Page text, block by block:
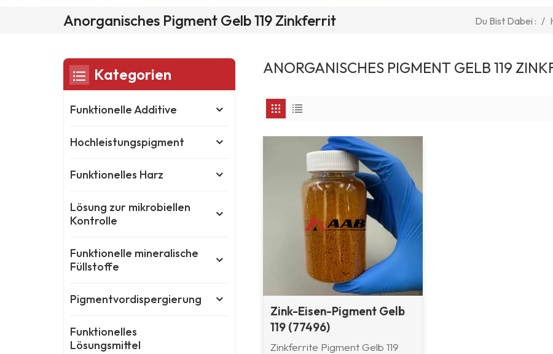
Anorganisches Pigment Gelb 119 Zinkferrit Du Bist Dabei : /
ANORGANISCHES PIGMENT GELB 119
Zink-Eisen-Pigment Gelb
119 (77496)
Zinkferrite Pigment Gelb 119
Kategorien
Funktionelle Additive
Hochleistungspigment
Funktionelles Harz
Lösung zur mikrobiellen
Kontrolle
Funktionelle mineralische
Füllstoffe
Pigmentvordispergierung
Funktionelles
Lösungsmittel